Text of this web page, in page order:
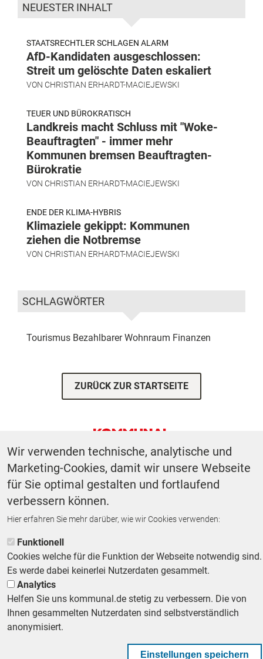
NEUESTER INHALT
STAATSRECHTLER SCHLAGEN ALARM
AfD-Kandidaten ausgeschlossen:
Streit um gelöschte Daten eskaliert
VON CHRISTIAN ERHARDT-MACIEJEWSKI
TEUER UND BÜROKRATISCH
Landkreis macht Schluss mit "Woke-
Beauftragten" - immer mehr
Kommunen bremsen Beauftragten-
Bürokratie
VON CHRISTIAN ERHARDT-MACIEJEWSKI
ENDE DER KLIMA-HYBRIS
Klimaziele gekippt: Kommunen
ziehen die Notbremse
VON CHRISTIAN ERHARDT-MACIEJEWSKI
SCHLAGWÖRTER
Tourismus Bezahlbarer Wohnraum Finanzen
ZURÜCK ZUR STARTSEITE
Footer First Navigation
MESSE KOMMUNAL LESERSERVICE AGB DATENSCHUTZ
IMPRESSUM MEDIADATEN VERTRÄGE KÜNDIGEN
DATENSCHUTZEINSTELLUNGEN
Wir verwenden technische, analytische und
Marketing-Cookies, damit wir unsere Webseite
für Sie optimal gestalten und fortlaufend
verbessern können.
Hier erfahren Sie mehr darüber, wie wir Cookies verwenden:
Funktionell
Cookies welche für die Funktion der Webseite notwendig sind.
Es werde dabei keinerlei Nutzerdaten gesammelt.
Analytics
Helfen Sie uns kommunal.de stetig zu verbessern. Die von
Ihnen gesammelten Nutzerdaten sind selbstverständlich
anonymisiert.
Einstellungen speichern